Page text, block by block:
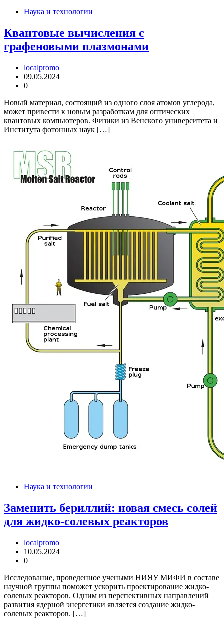
Наука и технологии
Квантовые вычисления с
графеновыми плазмонами
localpromo
09.05.2024
0
Новый материал, состоящий из одного слоя атомов углерода,
может привести к новым разработкам для оптических
квантовых компьютеров. Физики из Венского университета и
Института фотонных наук […]
Наука и технологии
Заменить бериллий: новая смесь солей
для жидко-солевых реакторов
localpromo
10.05.2024
0
Исследование, проведенное учеными НИЯУ МИФИ в составе
научной группы поможет ускорить проектирование жидко-
солевых реакторов. Одним из перспективных направлений
развития ядерной энергетики является создание жидко-
солевых реакторов. […]